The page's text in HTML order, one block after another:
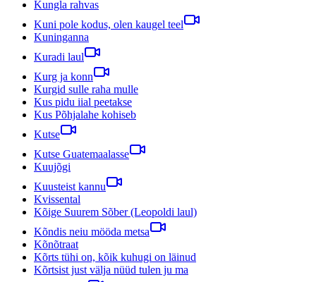
Kungla rahvas
Kuni pole kodus, olen kaugel teel
Kuninganna
Kuradi laul
Kurg ja konn
Kurgid sulle raha mulle
Kus pidu iial peetakse
Kus Põhjalahe kohiseb
Kutse
Kutse Guatemaalasse
Kuujõgi
Kuusteist kannu
Kvissental
Kõige Suurem Sõber (Leopoldi laul)
Kõndis neiu mööda metsa
Kõnõtraat
Kõrts tühi on, kõik kuhugi on läinud
Kõrtsist just välja nüüd tulen ju ma